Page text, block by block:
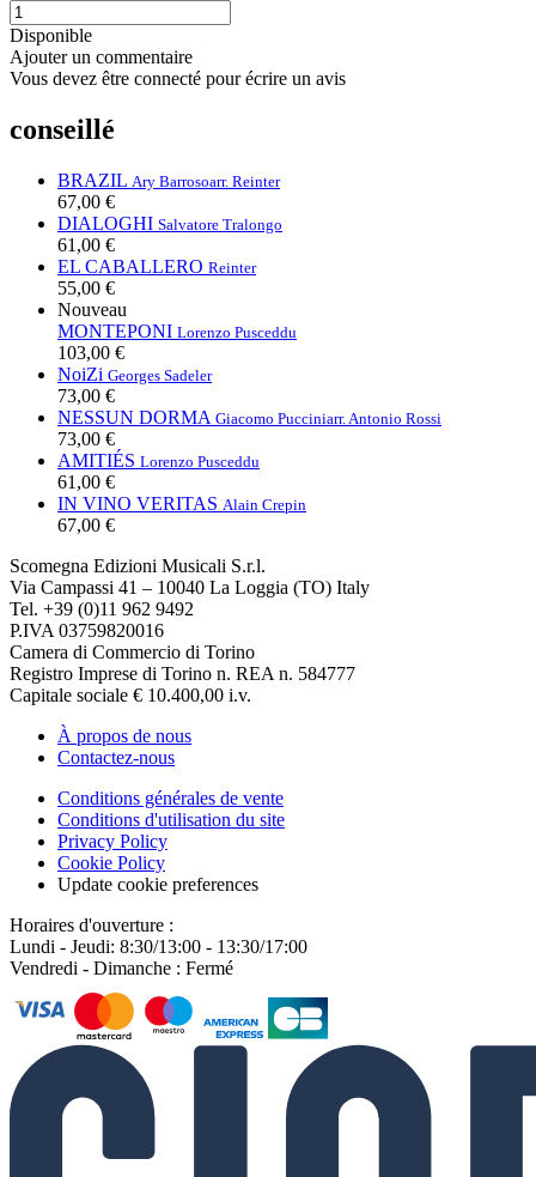
Disponible
Ajouter un commentaire
Vous devez être connecté pour écrire un avis
conseillé
BRAZIL Ary Barrosoarr. Reinter
67,00 €
DIALOGHI Salvatore Tralongo
61,00 €
EL CABALLERO Reinter
55,00 €
Nouveau
MONTEPONI Lorenzo Pusceddu
103,00 €
NoiZi Georges Sadeler
73,00 €
NESSUN DORMA Giacomo Pucciniarr. Antonio Rossi
73,00 €
AMITIÉS Lorenzo Pusceddu
61,00 €
IN VINO VERITAS Alain Crepin
67,00 €
Scomegna Edizioni Musicali S.r.l.
Via Campassi 41 – 10040 La Loggia (TO) Italy
Tel. +39 (0)11 962 9492
P.IVA 03759820016
Camera di Commercio di Torino
Registro Imprese di Torino n. REA n. 584777
Capitale sociale € 10.400,00 i.v.
À propos de nous
Contactez-nous
Conditions générales de vente
Conditions d'utilisation du site
Privacy Policy
Cookie Policy
Update cookie preferences
Horaires d'ouverture :
Lundi - Jeudi: 8:30/13:00 - 13:30/17:00
Vendredi - Dimanche : Fermé